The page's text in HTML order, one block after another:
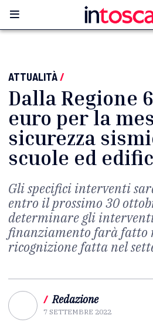
ATTUALITÀ/
Dalla Regione
euro per la
sicurezza
scuole ed
Gli specifici interventi
entro il prossimo 30
determinare gli
finanziamento farà
ricognizione fatta nel
/ Redazione
7 SETTEMBRE 2022